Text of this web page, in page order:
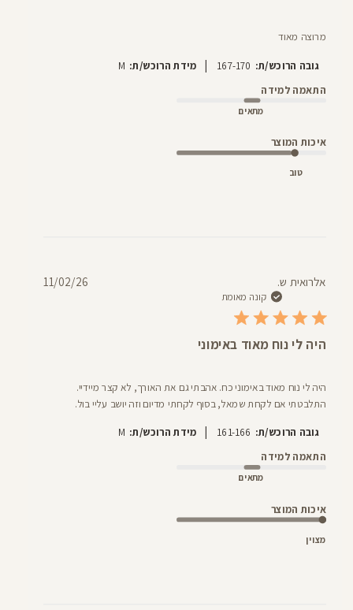
מרוצה מאוד
גובה הרוכש/ת: 167-170
| מידת הרוכש/ת: M
התאמה למידה
מתאים
איכות המוצר
טוב
אלרואית ש.
קונה מאומת
היה לי נוח מאוד באימוני
היה לי נוח מאוד באימוני כח. אהבתי גם את האורך, לא קצר מיידיי.
התלבטתי אם לקחת שמאל, בסוף לקחתי מדיום וזה יושב עליי בול.
גובה הרוכש/ת: 161-166
| מידת הרוכש/ת: M
התאמה למידה
מתאים
איכות המוצר
מצוין
11/02/26